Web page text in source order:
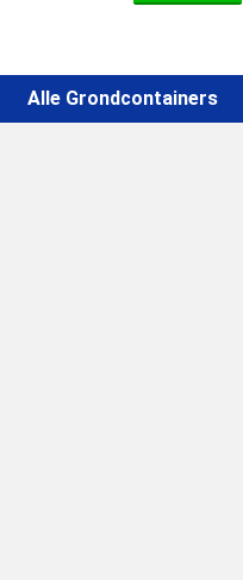
Alle Grondcontainers